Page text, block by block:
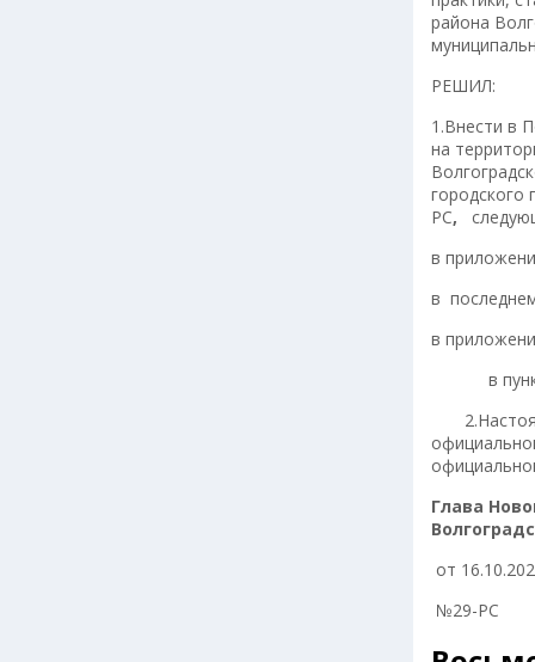
района
РЕШИЛ:
1.Внести в
на
городского
РС,
в
в
в
в пункте
Глава
от
№29-РС